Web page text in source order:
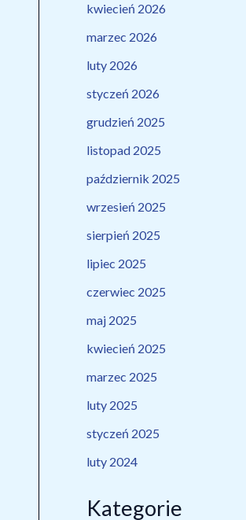
kwiecień 2026
marzec 2026
luty 2026
styczeń 2026
grudzień 2025
listopad 2025
październik 2025
wrzesień 2025
sierpień 2025
lipiec 2025
czerwiec 2025
maj 2025
kwiecień 2025
marzec 2025
luty 2025
styczeń 2025
luty 2024
Kategorie